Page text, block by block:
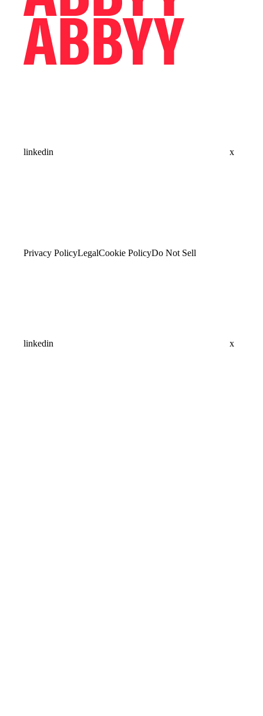
linkedin x
Privacy PolicyLegalCookie PolicyDo Not Sell
linkedin x